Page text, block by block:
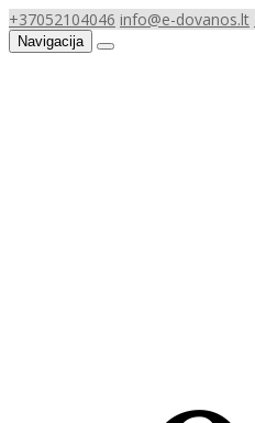
+37052104046 info@e-dovanos.lt
Navigacija